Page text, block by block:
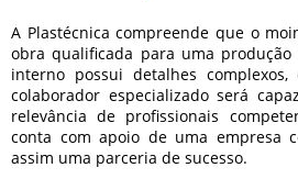
A Plastécnica compreende que o
obra qualificada para uma produção
interno possui detalhes
colaborador especializado será
relevância de profissionais
conta com apoio de uma empresa
assim uma parceria de sucesso.